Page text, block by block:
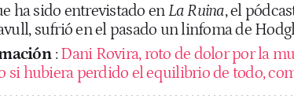
ha sido entrevistado enLa Ruina, el
sufrió en el pasado un linfoma de
: Dani Rovira, roto de dolor por la
si hubiera perdido el equilibrio de todo,